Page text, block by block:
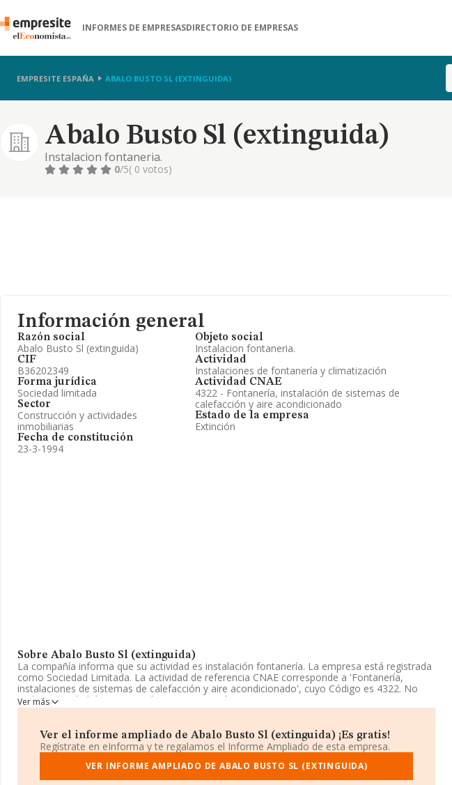
INFORMES DE EMPRESASDIRECTORIO DE EMPRESAS
EMPRESITE ESPAÑA ABALO BUSTO SL (EXTINGUIDA)
Abalo Busto Sl (extinguida)
Instalacion fontaneria.
0/5( 0 votos)
Información general
Razón social
Abalo Busto Sl (extinguida)
CIF
B36202349
Forma jurídica
Sociedad limitada
Sector
Construcción y actividades
inmobiliarias
Fecha de constitución
23-3-1994
Objeto social
Instalacion fontaneria.
Actividad
Instalaciones de fontanería y climatización
Actividad CNAE
4322 - Fontanería, instalación de sistemas de
calefacción y aire acondicionado
Estado de la empresa
Extinción
Sobre Abalo Busto Sl (extinguida)
La compañía informa que su actividad es instalación fontanería. La empresa está registrada
como Sociedad Limitada. La actividad de referencia CNAE corresponde a 'Fontanería,
instalaciones de sistemas de calefacción y aire acondicionado', cuyo Código es 4322. No
realiza actividad de importación y/o exportación.
La compañíaAbalo Busto S.L (extinguida), con NIF B36202349, se encuentra en Calle
Blanco Amor núm. 30 Bj, (36600), Vilagarcia, en Pontevedra, Galicia.
Con los datos a disposición de INFORMA sobre 30.641 empresas pertenecientes al sector, a
Ver más
Ver el informe ampliado de Abalo Busto Sl (extinguida) ¡Es gratis!
Regístrate en eInforma y te regalamos el Informe Ampliado de esta empresa.
VER INFORME AMPLIADO DE ABALO BUSTO SL (EXTINGUIDA)